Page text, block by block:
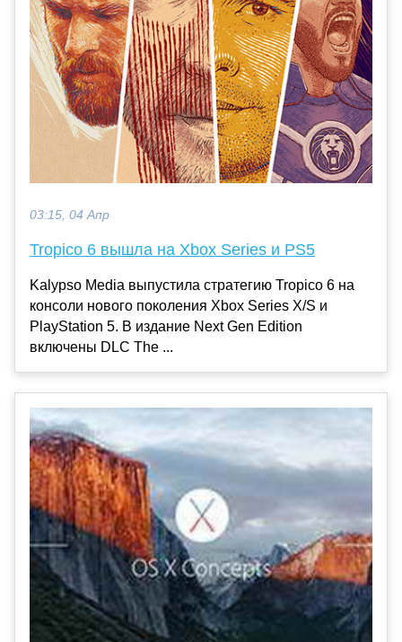
03:15, 04 Апр
Tropico 6 вышла на Xbox Series и PS5
Kalypso Media выпустила стратегию Tropico 6 на
консоли нового поколения Xbox Series X/S и
PlayStation 5. В издание Next Gen Edition
включены DLC The ...